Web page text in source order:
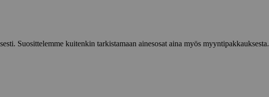
Suosittelemme kuitenkin tarkistamaan ainesosat aina myös myyntipakkauksesta.